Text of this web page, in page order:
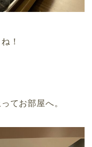
！
てお部屋へ。